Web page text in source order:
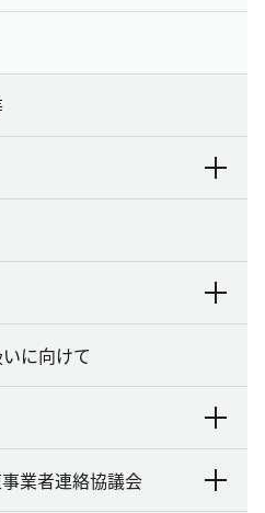
に向けて
業者連絡協議会